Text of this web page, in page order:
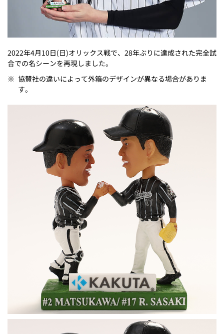
2022年4月10日(日)オリックス戦で、28年ぶりに達成された完全試
合での名シーンを再現しました。
※ 協賛社の違いによって外箱のデザインが異なる場合がありま
す。